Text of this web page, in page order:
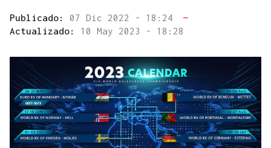
Publicado: 07 Dic 2022 - 18:24
—
Actualizado: 10 May 2023 - 18:28